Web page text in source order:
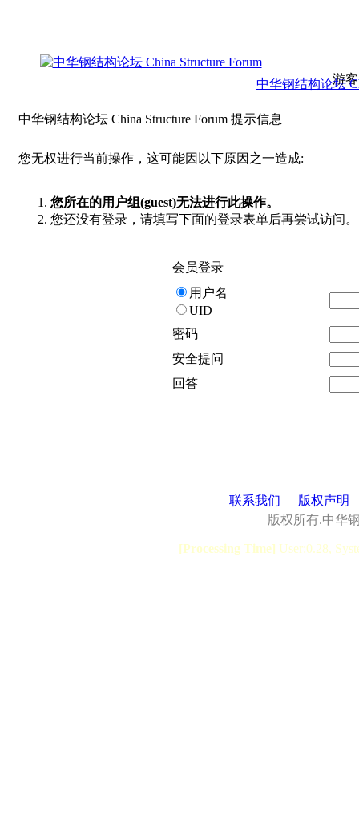
游
中华钢结构论坛
中华钢结构论坛 China Structure Forum 提示信息
您无权进行当前操作，这可能因以下原因之一造成:
您所在的用户组(guest)无法进行此操作。
您还没有登录，请填写下面的登录表单后再尝试访问。
会员登录
用户名
UID
密码
安全提问
回答
联系我们
版权声明
版权所有.中华
[Processing Time] User:0.28,